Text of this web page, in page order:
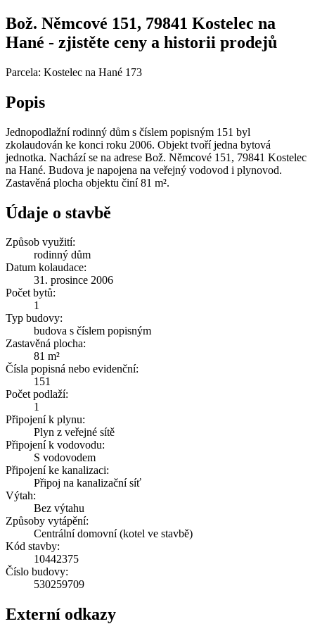
Bož. Němcové 151, 79841 Kostelec na
Hané - zjistěte ceny a historii prodejů
Parcela: Kostelec na Hané 173
Popis
Jednopodlažní rodinný dům s číslem popisným 151 byl
zkolaudován ke konci roku 2006. Objekt tvoří jedna bytová
jednotka. Nachází se na adrese Bož. Němcové 151, 79841 Kostelec
na Hané. Budova je napojena na veřejný vodovod i plynovod.
Zastavěná plocha objektu činí 81 m².
Údaje o stavbě
Způsob využití:
rodinný dům
Datum kolaudace:
31. prosince 2006
Počet bytů:
1
Typ budovy:
budova s číslem popisným
Zastavěná plocha:
81 m²
Čísla popisná nebo evidenční:
151
Počet podlaží:
1
Připojení k plynu:
Plyn z veřejné sítě
Připojení k vodovodu:
S vodovodem
Připojení ke kanalizaci:
Připoj na kanalizační síť
Výtah:
Bez výtahu
Způsoby vytápění:
Centrální domovní (kotel ve stavbě)
Kód stavby:
10442375
Číslo budovy:
530259709
Externí odkazy